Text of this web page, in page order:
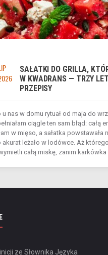
SAŁATKI DO GRILLA,
W KWADRANS — TRZY
PRZEPISY
u nas w domu rytuał od maja do
ciągle ten sam błąd: całą
w mięso, a sałatka powstawała
akurat leżało w lodówce. Aż
całą miskę, zanim
ze Słownika Języka